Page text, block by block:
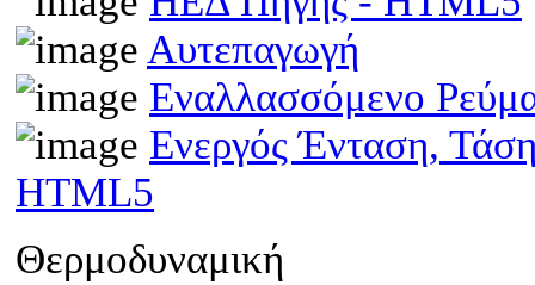
Αυτεπαγωγή
Εναλλασσόμενο
Ενεργός Ένταση,
HTML5
Θερμοδυναμική